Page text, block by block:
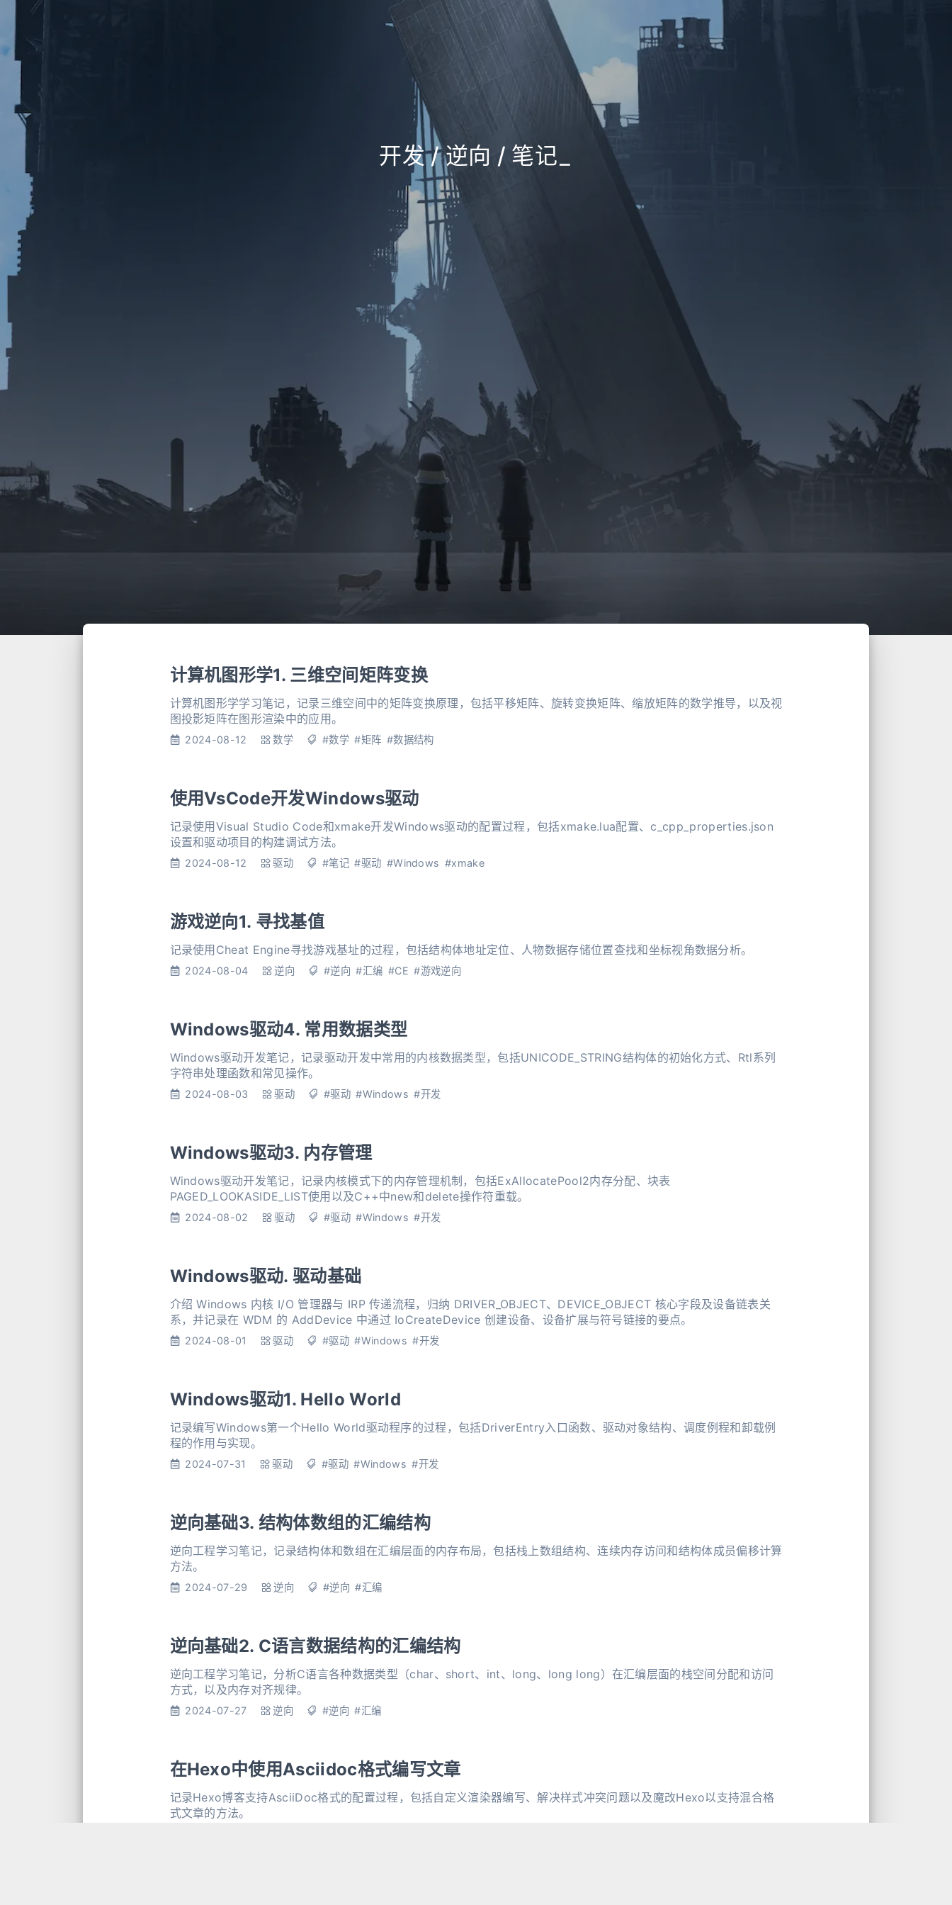
开发 / 逆向 / 笔记
计算机图形学1. 三维空间矩阵变换
计算机图形学学习笔记，记录三维空间中的矩阵变换原理，包括平移矩阵、旋转变换矩阵、缩放矩阵的数学推导，以及视
图投影矩阵在图形渲染中的应用。
2024-08-12 数学 #数学 #矩阵 #数据结构
使用VsCode开发Windows驱动
记录使用Visual Studio Code和xmake开发Windows驱动的配置过程，包括xmake.lua配置、c_cpp_properties.json
设置和驱动项目的构建调试方法。
2024-08-12 驱动 #笔记 #驱动 #Windows #xmake
游戏逆向1. 寻找基值
记录使用Cheat Engine寻找游戏基址的过程，包括结构体地址定位、人物数据存储位置查找和坐标视角数据分析。
2024-08-04 逆向 #逆向 #汇编 #CE #游戏逆向
Windows驱动4. 常用数据类型
Windows驱动开发笔记，记录驱动开发中常用的内核数据类型，包括UNICODE_STRING结构体的初始化方式、Rtl系列
字符串处理函数和常见操作。
2024-08-03 驱动 #驱动 #Windows #开发
Windows驱动3. 内存管理
Windows驱动开发笔记，记录内核模式下的内存管理机制，包括ExAllocatePool2内存分配、块表
PAGED_LOOKASIDE_LIST使用以及C++中new和delete操作符重载。
2024-08-02 驱动 #驱动 #Windows #开发
Windows驱动. 驱动基础
介绍 Windows 内核 I/O 管理器与 IRP 传递流程，归纳 DRIVER_OBJECT、DEVICE_OBJECT 核心字段及设备链表关
系，并记录在 WDM 的 AddDevice 中通过 IoCreateDevice 创建设备、设备扩展与符号链接的要点。
2024-08-01 驱动 #驱动 #Windows #开发
Windows驱动1. Hello World
记录编写Windows第一个Hello World驱动程序的过程，包括DriverEntry入口函数、驱动对象结构、调度例程和卸载例
程的作用与实现。
2024-07-31 驱动 #驱动 #Windows #开发
逆向基础3. 结构体数组的汇编结构
逆向工程学习笔记，记录结构体和数组在汇编层面的内存布局，包括栈上数组结构、连续内存访问和结构体成员偏移计算
方法。
2024-07-29 逆向 #逆向 #汇编
逆向基础2. C语言数据结构的汇编结构
逆向工程学习笔记，分析C语言各种数据类型（char、short、int、long、long long）在汇编层面的栈空间分配和访问
方式，以及内存对齐规律。
2024-07-27 逆向 #逆向 #汇编
在Hexo中使用Asciidoc格式编写文章
记录Hexo博客支持AsciiDoc格式的配置过程，包括自定义渲染器编写、解决样式冲突问题以及魔改Hexo以支持混合格
式文章的方法。